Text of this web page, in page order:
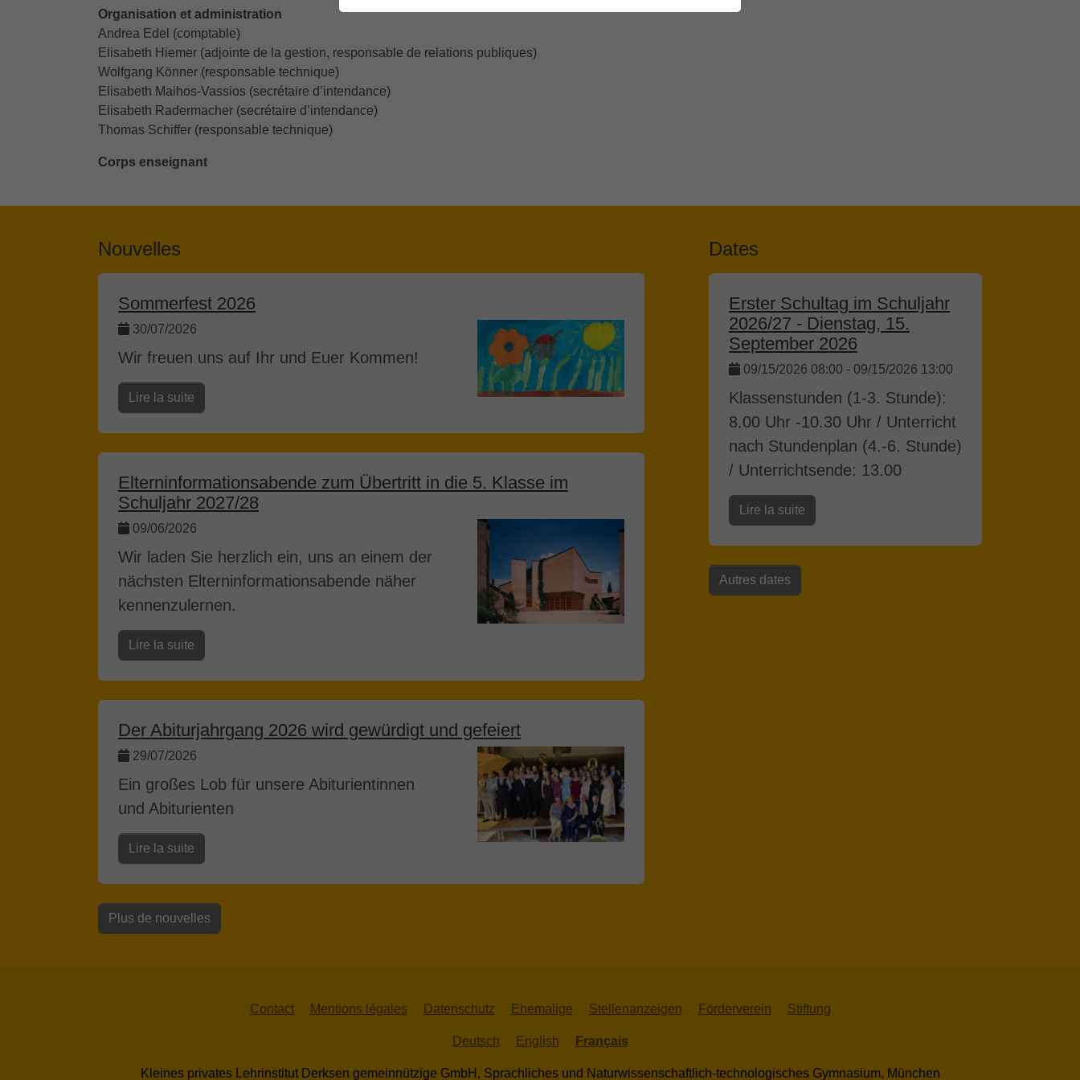
Organisation et administration
Andrea Edel (comptable)
Elisabeth Hiemer (adjointe de la gestion, responsable de relations publiques)
Wolfgang Könner (responsable technique)
Elisabeth Maihos-Vassios (secrétaire d’intendance)
Elisabeth Radermacher (secrétaire d’intendance)
Thomas Schiffer (responsable technique)
Corps enseignant
Nouvelles
Sommerfest 2026
30/07/2026
Wir freuen uns auf Ihr und Euer Kommen!
Lire la suite
Elterninformationsabende zum Übertritt in die 5. Klasse im
Schuljahr 2027/28
09/06/2026
Wir laden Sie herzlich ein, uns an einem der
nächsten Elterninformationsabende näher
kennenzulernen.
Lire la suite
Der Abiturjahrgang 2026 wird gewürdigt und gefeiert
29/07/2026
Ein großes Lob für unsere Abiturientinnen
und Abiturienten
Lire la suite
Plus de nouvelles
Dates
Erster Schultag im Schuljahr
2026/27 - Dienstag, 15.
September 2026
09/15/2026 08:00 - 09/15/2026 13:00
Klassenstunden (1-3. Stunde):
8.00 Uhr -10.30 Uhr / Unterricht
nach Stundenplan (4.-6. Stunde)
/ Unterrichtsende: 13.00
Lire la suite
Autres dates
Contact Mentions légales Datenschutz Ehemalige Stellenanzeigen Förderverein Stiftung
Deutsch English Français
Kleines privates Lehrinstitut Derksen gemeinnützige GmbH, Sprachliches und Naturwissenschaftlich-technologisches Gymnasium, München